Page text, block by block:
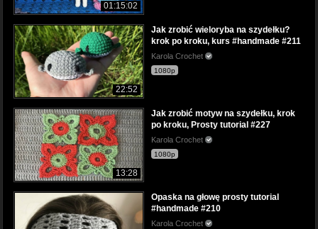
01:15:02
22:52
Jak zrobić wieloryba na szydełku?
krok po kroku, kurs #handmade #211
Karola Crochet
1080p
13:28
Jak zrobić motyw na szydełku, krok
po kroku, Prosty tutorial #227
Karola Crochet
1080p
Opaska na głowę prosty tutorial
#handmade #210
Karola Crochet